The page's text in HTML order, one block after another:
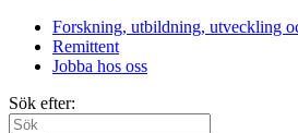
Forskning, utbildning, utveckling
Remittent
Jobba hos oss
Sök efter: